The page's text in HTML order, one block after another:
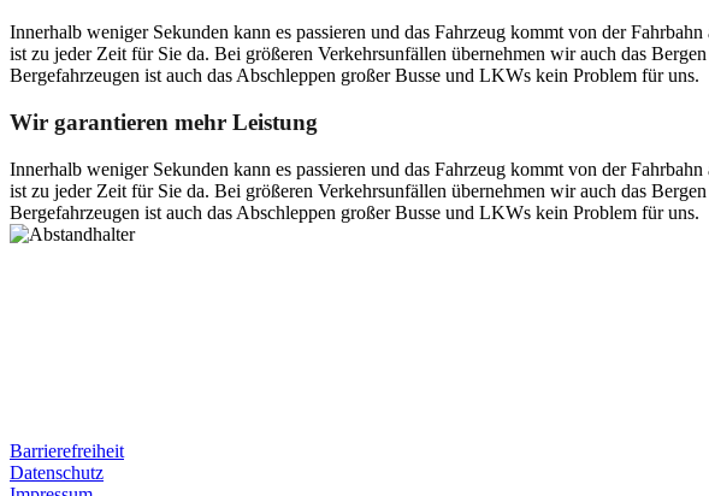
Innerhalb weniger Sekunden kann es passieren und das Fahrzeug kommt von der
ist zu jeder Zeit für Sie da. Bei größeren Verkehrsunfällen übernehmen wir auch das
Bergefahrzeugen ist auch das Abschleppen großer Busse und LKWs kein Problem für uns.
Wir garantieren mehr Leistung
Innerhalb weniger Sekunden kann es passieren und das Fahrzeug kommt von der
ist zu jeder Zeit für Sie da. Bei größeren Verkehrsunfällen übernehmen wir auch das
Bergefahrzeugen ist auch das Abschleppen großer Busse und LKWs kein Problem für uns.
Barrierefreiheit
Datenschutz